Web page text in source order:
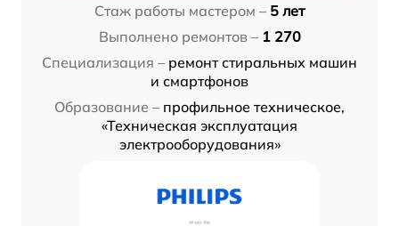
Стаж работы мастером – 5 лет
Выполнено ремонтов – 1 270
Специализация – ремонт стиральных машин
и смартфонов
Образование – профильное техническое,
«Техническая эксплуатация
электрооборудования»